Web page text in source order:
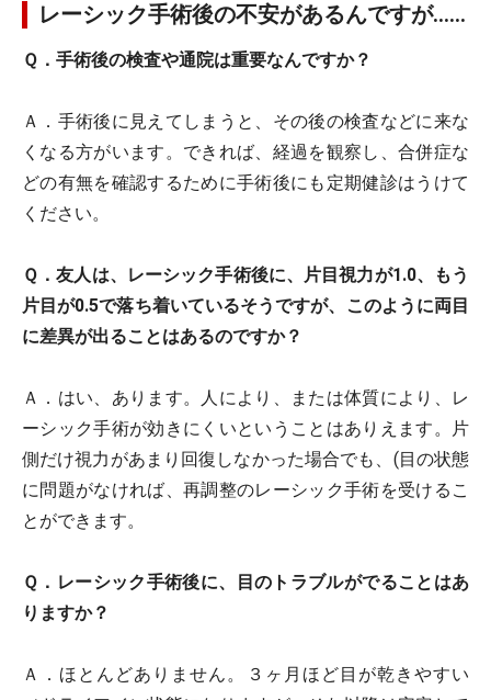
レーシック手術後の不安があるんですが……
Ｑ．手術後の検査や通院は重要なんですか？
Ａ．手術後に見えてしまうと、その後の検査などに来な
くなる方がいます。できれば、経過を観察し、合併症な
どの有無を確認するために手術後にも定期健診はうけて
ください。
Ｑ．友人は、レーシック手術後に、片目視力が1.0、もう
片目が0.5で落ち着いているそうですが、このように両目
に差異が出ることはあるのですか？
Ａ．はい、あります。人により、または体質により、レ
ーシック手術が効きにくいということはありえます。片
側だけ視力があまり回復しなかった場合でも、(目の状態
に問題がなければ、再調整のレーシック手術を受けるこ
とができます。
Ｑ．レーシック手術後に、目のトラブルがでることはあ
りますか？
Ａ．ほとんどありません。３ヶ月ほど目が乾きやすい